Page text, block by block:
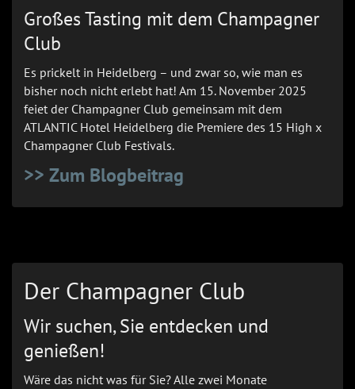
Großes Tasting mit dem Champagner
Club
Es prickelt in Heidelberg – und zwar so, wie man es
bisher noch nicht erlebt hat! Am 15. November 2025
feiet der Champagner Club gemeinsam mit dem
ATLANTIC Hotel Heidelberg die Premiere des 15 High x
Champagner Club Festivals.
>> Zum Blogbeitrag
Der Champagner Club
Wir suchen, Sie entdecken und
genießen!
Wäre das nicht was für Sie? Alle zwei Monate